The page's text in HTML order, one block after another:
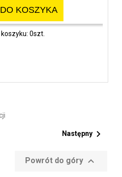
DO KOSZYKA
koszyku: 0szt.
Następny 
Powrót do góry 